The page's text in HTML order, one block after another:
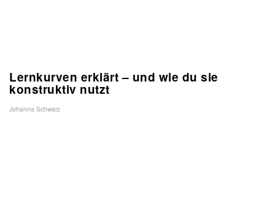
Lernkurven erklärt – und wie du sie
konstruktiv nutzt
Johanna Schwarz